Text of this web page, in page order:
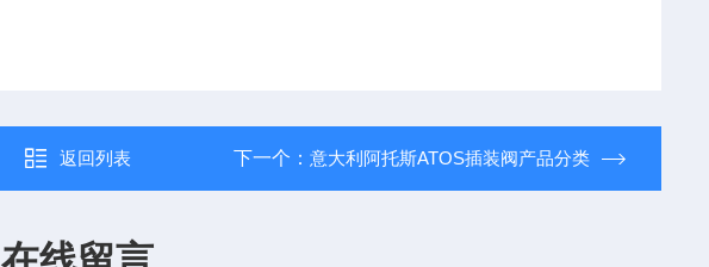
返回列表 下一个： 意大利阿托斯ATOS插装阀产品分类